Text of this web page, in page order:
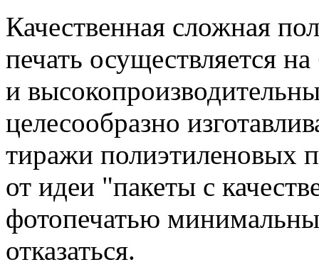
Качественная сложная
печать осуществляется
и
целесообразно
тиражи полиэтиленовых
от идеи "пакеты с
фотопечатью
отказаться.